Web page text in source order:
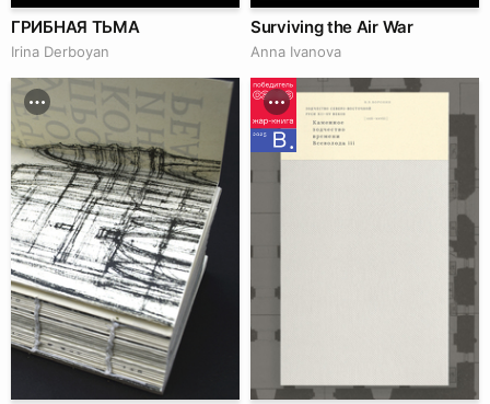
ГРИБНАЯ ТЬМА
Irina Derboyan
Surviving the Air War
Anna Ivanova